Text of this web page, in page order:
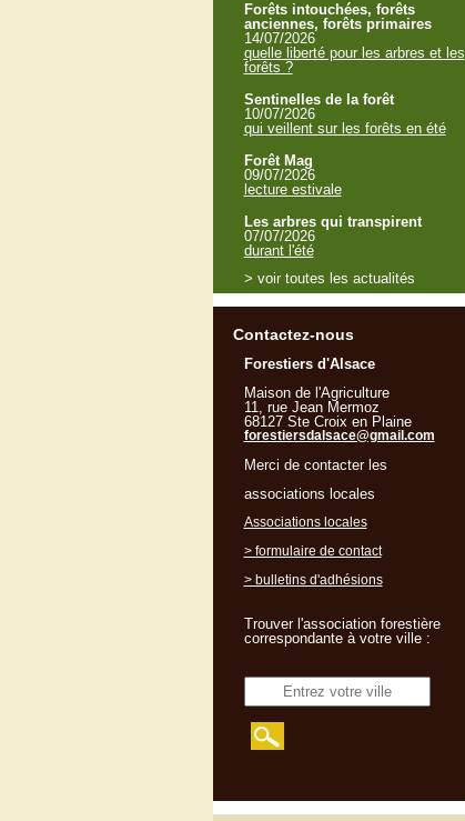
Forêts intouchées, forêts
anciennes, forêts primaires
14/07/2026
quelle liberté pour les arbres et les
forêts ?
Sentinelles de la forêt
10/07/2026
qui veillent sur les forêts en été
Forêt Mag
09/07/2026
lecture estivale
Les arbres qui transpirent
07/07/2026
durant l'été
> voir toutes les actualités
Contactez-nous
Forestiers d'Alsace
Maison de l'Agriculture
11, rue Jean Mermoz
68127 Ste Croix en Plaine
forestiersdalsace@gmail.com
Merci de contacter les
associations locales
Associations locales
> formulaire de contact
> bulletins d'adhésions
Trouver l'association forestière
correspondante à votre ville :